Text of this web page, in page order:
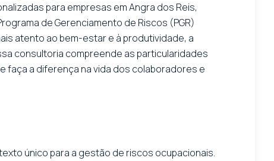
para empresas em Angra dos Reis,
de Gerenciamento de Riscos (PGR)
atento ao bem-estar e à produtividade, a
consultoria compreende as particularidades
faça a diferença na vida dos colaboradores e
único para a gestão de riscos ocupacionais.